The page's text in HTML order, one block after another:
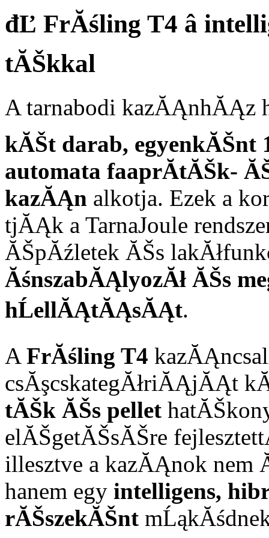
đĽ FrĂśling T4 â
tĂŠkkal
A tarnabodi kazĂĄnhĂĄz
kĂŠt darab, egyenkĂŠnt
automata faaprĂ­tĂŠk-
kazĂĄn alkotja. Ezek a
tjĂĄk a TarnaJoule
ĂŠpĂźletek ĂŠs
ĂśnszabĂĄlyozĂł ĂŠs
hĹellĂĄtĂĄsĂĄt.
A FrĂśling T4
csĂşcskategĂłriĂĄjĂĄt
tĂŠk ĂŠs pellet
elĂŠgetĂŠsĂŠre
illesztve a kazĂĄnok nem
hanem egy intelligens,
rĂŠszekĂŠnt